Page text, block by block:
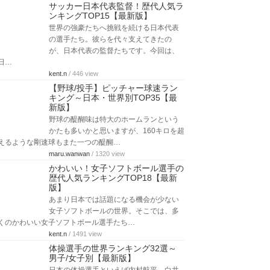
サッカー日本代表監督！歴代人気ラ
ンキングTOP15【最新版】
世界の強豪たちへ挑戦を続ける日本代表
の選手たち。彼らを代々支えてきたの
が、日本代表の監督たちです。今回は、
…
kent.n / 446 view
【野球/投手】ピッチャー球速ラン
キング～日本・世界別TOP35【最
新版】
野球の醍醐味は特大のホームランという
かたも多いかと思いますが、160キロを超
るような剛速球もまた一つの醍醐…
maru.wanwan / 1320 view
かわいい！女子ソフトボール選手の
歴代人気ランキングTOP18【最新
版】
あまり日本では話題になる機会が少ない
女子ソフトボールの世界。そこでは、多
のかわいい女子ソフトボール選手たち…
kent.n / 1491 view
体操選手の世界ランキング32選～
男子/女子別【最新版】